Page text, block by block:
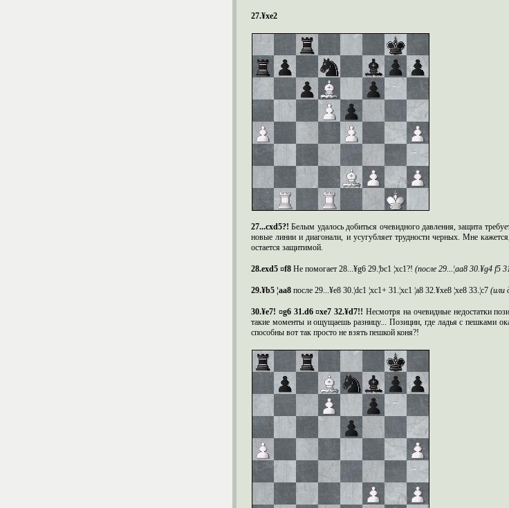
27.¥xe2
27...cxd5?!Белым удалось добиться очевидного давления, защита
новые линии и диагонали, и усугубляет трудности черных. Мне
остается защитимой.
28.exd5 ¤f8 Не помогает 28...¥g6 29.¦bc1 ¦xc1?! (после 29...¦aa8 30.¥g4 f5
29.¥b5 ¦aa8 после 29...¥e8 30.¦dc1 ¦xc1+ 31.¦xc1 ¦a8 32.¥xe8 ¦xe8 33.¦c7 (или
30.¥e7! ¤g6 31.d6 ¤xe7 32.¥d7!! Несмотря на очевидные недостатки
такие моменты и ощущаешь разницу... Позиции, где ладья с пешками
способны вот так просто не взять пешкой коня?!